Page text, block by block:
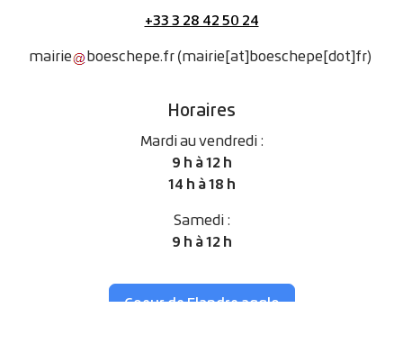
+33 3 28 42 50 24
mairie boeschepe.fr(mairie[at]boeschepe[dot]fr)
Horaires
Mardi au vendredi :
9 h à 12 h
14 h à 18 h
Samedi :
9 h à 12 h
Coeur de Flandre agglo